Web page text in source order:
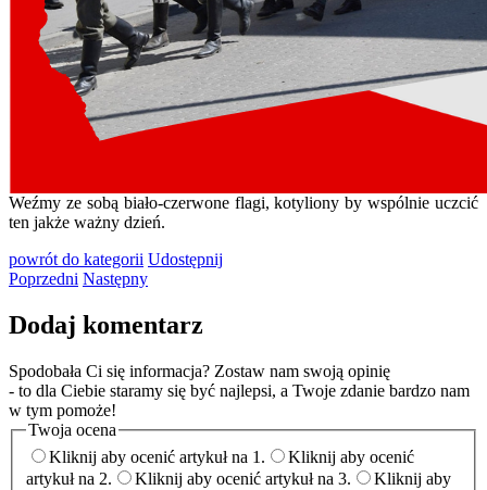
Weźmy ze sobą biało-czerwone flagi, kotyliony by wspólnie uczcić
ten jakże ważny dzień.
powrót do kategorii Udostępnij
Poprzedni Następny
Dodaj komentarz
Spodobała Ci się informacja? Zostaw nam swoją opinię
- to dla Ciebie staramy się być najlepsi, a Twoje zdanie bardzo nam
w tym pomoże!
Twoja ocena
Kliknij aby ocenić artykuł na 1.
Kliknij aby ocenić
artykuł na 2.
Kliknij aby ocenić artykuł na 3.
Kliknij aby